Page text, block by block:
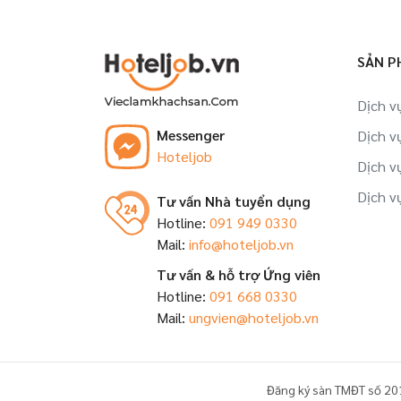
Việc làm Quản lý, điều hành tại Khánh
Hòa
Thuận
Giang
Việc làm Quản lý, điều hành tại An Giang
Việc làm Quản lý, điều hành tại Bình
Dương
Messenger
Hoteljob
Tư vấn Nhà tuyển dụng
Hotline: 091 949 0330
Mail: info@hoteljob.vn
Tư vấn & hỗ trợ Ứng viên
Hotline: 091 668 0330
Mail: ungvien@hoteljob.vn
SẢN
Dịch
Dịch
Dịch
Dịch
Đăng ký sàn TMĐT số